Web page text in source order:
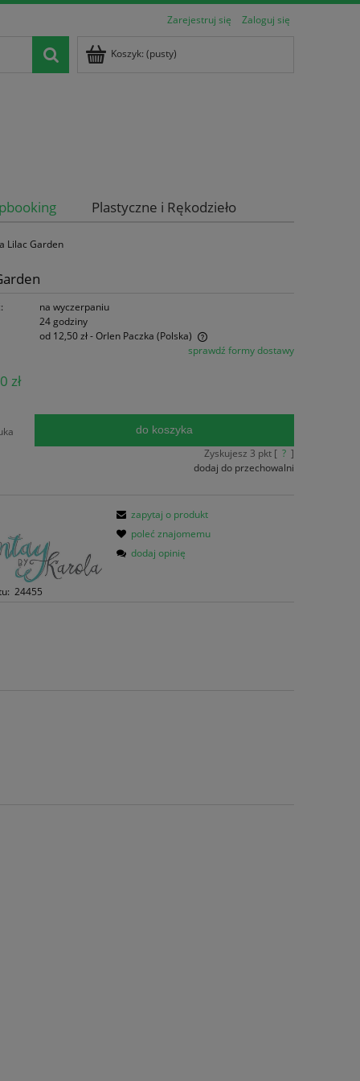
Zarejestruj się Zaloguj się
Koszyk: (pusty)
Plastyczne i Rękodzieło
Lilac Garden
na wyczerpaniu
24 godziny
od 12,50 zł- Orlen Paczka (Polska)
sprawdź formy dostawy
zł
do koszyka
Zyskujesz 3 pkt [ ? ]
dodaj do przechowalni
24455
zapytaj o produkt
poleć znajomemu
dodaj opinię